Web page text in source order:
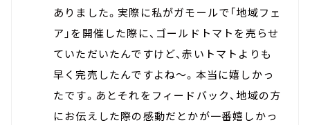
ありました。実際に私がガモールで「地域フェ
ア」を開催した際に、ゴールドトマトを売らせ
ていただいたんですけど、赤いトマトよりも
早く完売したんですよね～。本当に嬉しかっ
たです。あとそれをフィードバック、地域の方
にお伝えした際の感動だとかが一番嬉しかっ